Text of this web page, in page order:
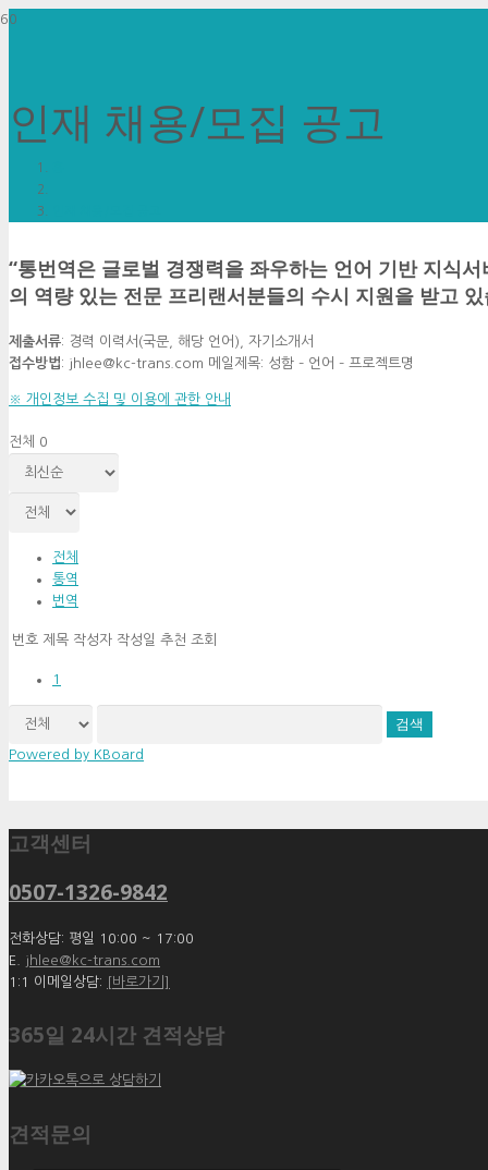
인재 채용/모집 공고
“통번역은 글로벌 경쟁력을 좌우하는 언어 기반 지식서
의 역량 있는 전문 프리랜서분들의 수시 지원을 받고
제출서류: 경력 이력서(국문, 해당 언어), 자기소개서
접수방법: jhlee@kc-trans.com 메일제목: 성함 – 언어 – 프로젝트명
※ 개인정보 수집 및 이용에 관한 안내
전체 0
전체
통역
번역
번호 제목 작성자 작성일 추천 조회
1
검색
Powered by KBoard
고객센터
0507-1326-9842
전화상담: 평일 10:00 ~ 17:00
E. jhlee@kc-trans.com
1:1 이메일상담:
[바로가기]
365일 24시간 견적상담
견적문의